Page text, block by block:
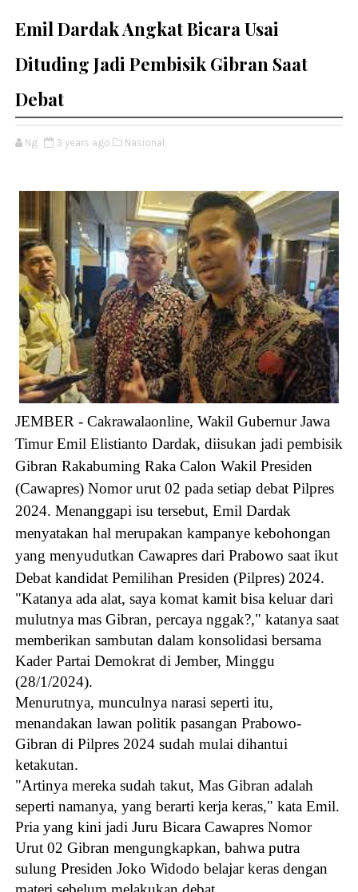
Emil Dardak Angkat Bicara Usai
Dituding Jadi Pembisik Gibran Saat
Debat
Ng 3 years ago Nasional,
JEMBER - Cakrawalaonline, Wakil Gubernur Jawa
Timur Emil Elistianto Dardak, diisukan jadi pembisik
Gibran Rakabuming Raka Calon Wakil Presiden
(Cawapres) Nomor urut 02 pada setiap debat Pilpres
2024. Menanggapi isu tersebut, Emil Dardak
menyatakan hal merupakan kampanye kebohongan
yang menyudutkan Cawapres dari Prabowo saat ikut
Debat kandidat Pemilihan Presiden (Pilpres) 2024.
"Katanya ada alat, saya komat kamit bisa keluar dari
mulutnya mas Gibran, percaya nggak?," katanya saat
memberikan sambutan dalam konsolidasi bersama
Kader Partai Demokrat di Jember, Minggu
(28/1/2024).
Menurutnya, munculnya narasi seperti itu,
menandakan lawan politik pasangan Prabowo-
Gibran di Pilpres 2024 sudah mulai dihantui
ketakutan.
"Artinya mereka sudah takut, Mas Gibran adalah
seperti namanya, yang berarti kerja keras," kata Emil.
Pria yang kini jadi Juru Bicara Cawapres Nomor
Urut 02 Gibran mengungkapkan, bahwa putra
sulung Presiden Joko Widodo belajar keras dengan